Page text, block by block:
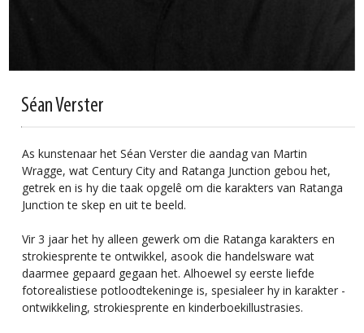
Séan Verster
As kunstenaar het Séan Verster die aandag van Martin
Wragge, wat Century City and Ratanga Junction gebou het,
getrek en is hy die taak opgelê om die karakters van Ratanga
Junction te skep en uit te beeld.
Vir 3 jaar het hy alleen gewerk om die Ratanga karakters en
strokiesprente te ontwikkel, asook die handelsware wat
daarmee gepaard gegaan het. Alhoewel sy eerste liefde
fotorealistiese potloodtekeninge is, spesialeer hy in karakter -
ontwikkeling, strokiesprente en kinderboekillustrasies.